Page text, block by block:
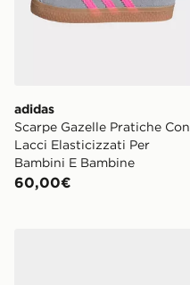
adidas
Scarpe Gazelle Pratiche Con
Lacci Elasticizzati Per
Bambini E Bambine
60,00€